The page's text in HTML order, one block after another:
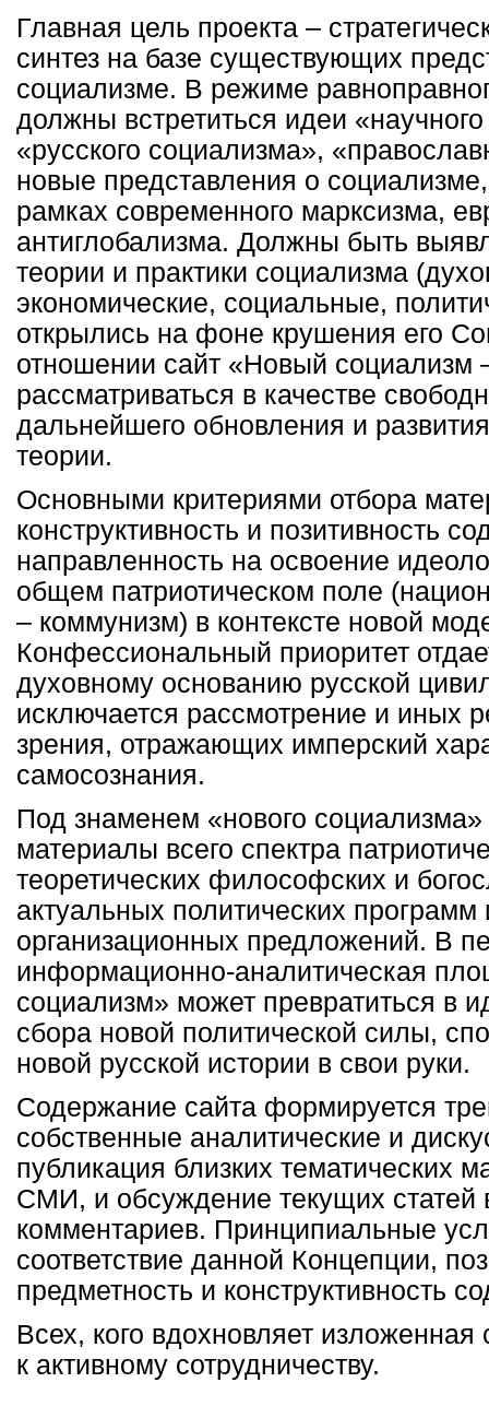
Главная цель проекта –
синтез на базе существующих
социализме. В режиме
должны встретиться идеи
«русского социализма»,
новые представления о
рамках современного марксизма,
антиглобализма. Должны быть
теории и практики социализма
экономические, социальные,
открылись на фоне крушения его
отношении сайт «Новый социализм
рассматриваться в качестве
дальнейшего обновления и
теории.
Основными критериями отбора
конструктивность и позитивность
направленность на освоение
общем патриотическом поле
– коммунизм) в контексте новой
Конфессиональный приоритет
духовному основанию русской
исключается рассмотрение и иных
зрения, отражающих имперский
самосознания.
Под знаменем «нового
материалы всего спектра
теоретических философских и
актуальных политических программ
организационных предложений. В
информационно-аналитическая
социализм» может превратиться в
сбора новой политической силы,
новой русской истории в свои руки.
Содержание сайта формируется
собственные аналитические и
публикация близких тематических
СМИ, и обсуждение текущих статей
комментариев. Принципиальные
соответствие данной Концепции,
предметность и конструктивность
Всех, кого вдохновляет изложенная
к активному сотрудничеству.